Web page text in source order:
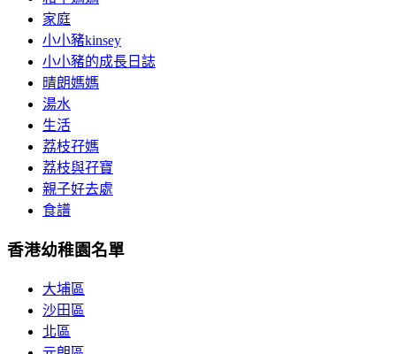
家庭
小小豬kinsey
小小豬的成長日誌
晴朗媽媽
湯水
生活
荔枝孖媽
荔枝與孖寶
親子好去處
食譜
香港幼稚園名單
大埔區
沙田區
北區